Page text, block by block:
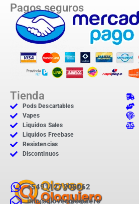
Pagos seguros
Tienda
Pods Descartables
Vapes
Liquidos Sales
Liquidos Freebase
Resistencias
Discontinuos
+5491127205062
info@qloveoqloquiero